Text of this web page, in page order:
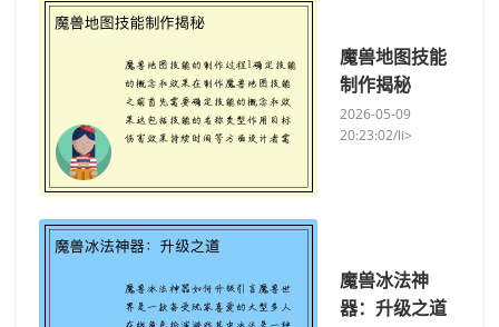
魔兽地图技能
制作揭秘
2026-05-09
20:23:02/li>
魔兽冰法神
器：升级之道